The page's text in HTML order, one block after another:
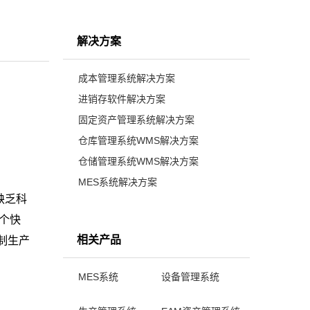
乏科
快
生产
解决方案
成本管理系统解决方案
进销存软件解决方案
固定资产管理系统解决方案
仓库管理系统WMS解决方案
仓储管理系统WMS解决方案
MES系统解决方案
相关产品
MES系统 设备管理系统